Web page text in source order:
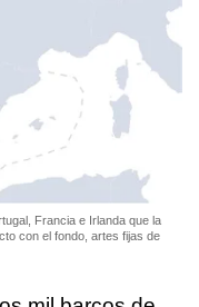
Francia e Irlanda que la
con el fondo, artes fijas de